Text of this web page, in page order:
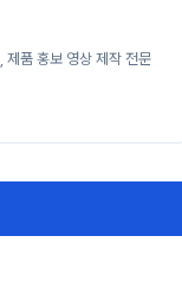
제품 홍보 영상 제작 전문